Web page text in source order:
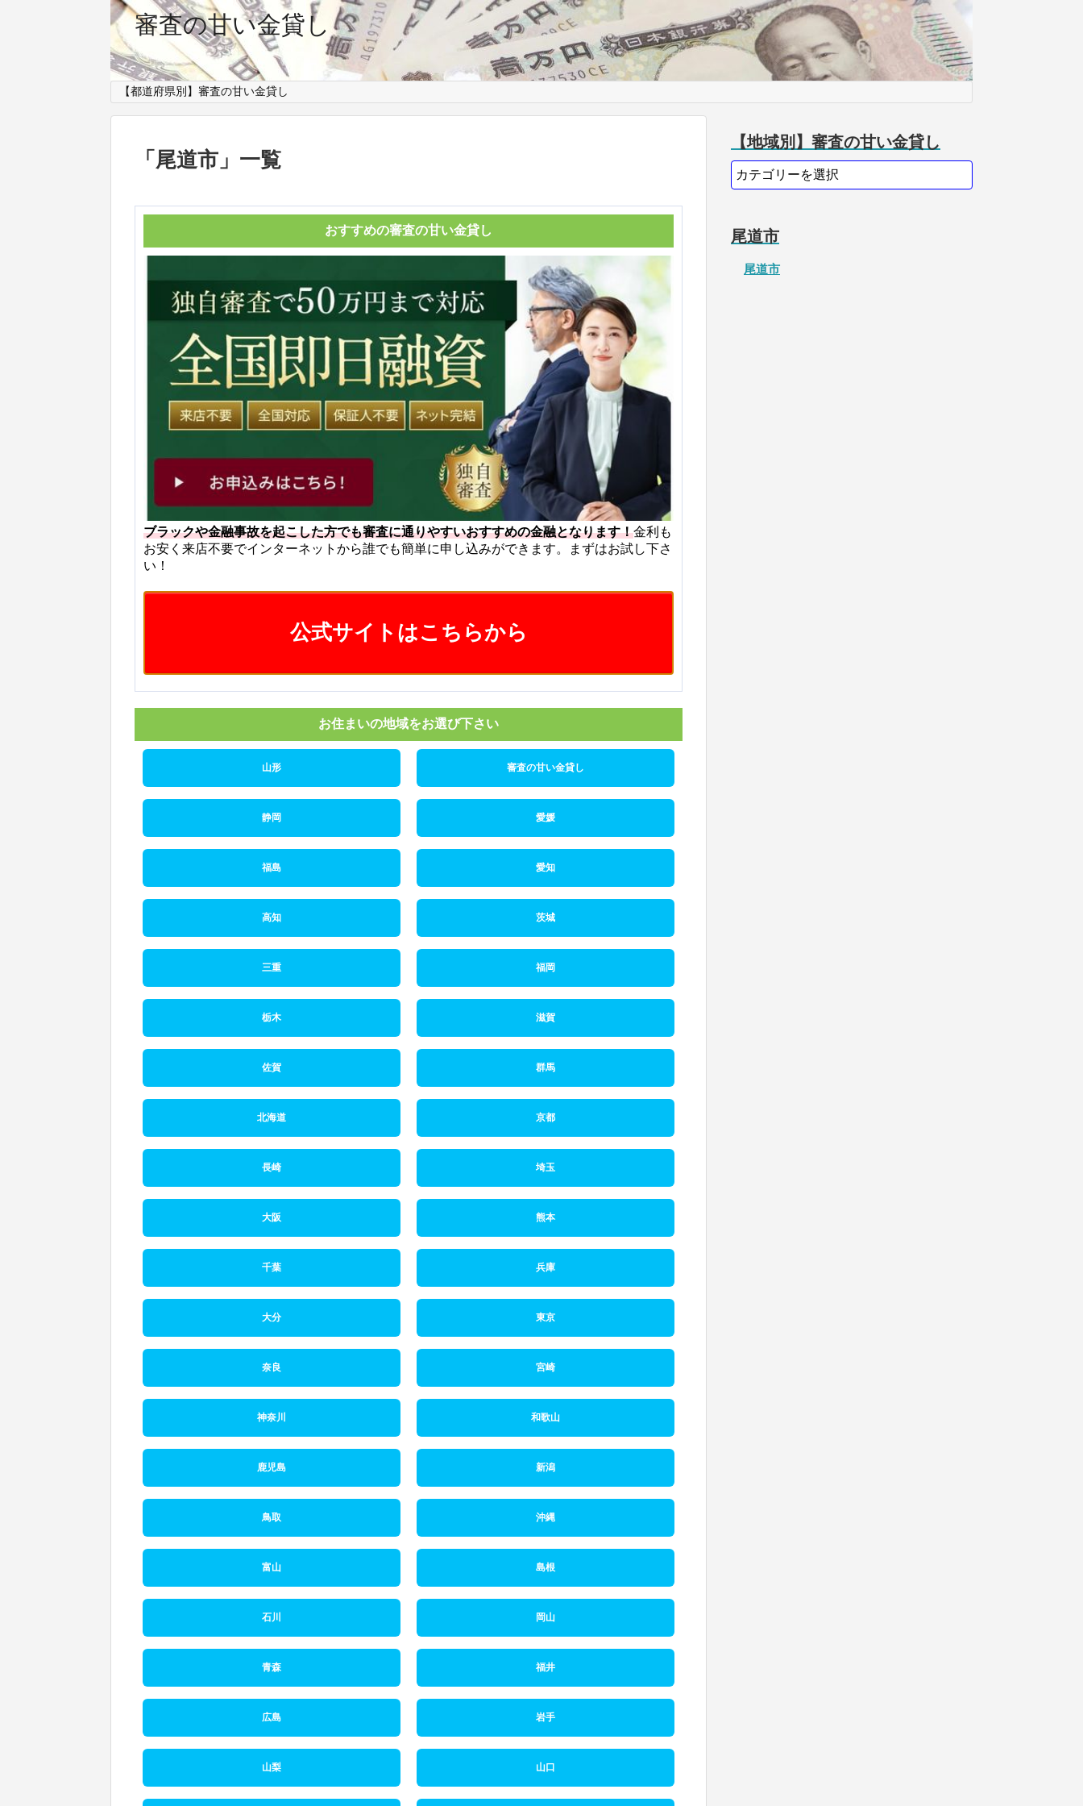
審査の甘い金貸し
【都道府県別】審査の甘い金貸し
「 尾道市 」 一覧
おすすめの審査の甘い金貸し
ブラックや金融事故を起こした方でも審査に通りやすいおすすめの金融となります！金利も
お安く来店不要でインターネットから誰でも簡単に申し込みができます。まずはお試し下さ
い！
公式サイトはこちらから
お住まいの地域をお選び下さい
山形 審査の甘い金貸し
静岡 愛媛
福島 愛知
高知 茨城
三重 福岡
栃木 滋賀
佐賀 群馬
北海道 京都
長崎 埼玉
大阪 熊本
千葉 兵庫
大分 東京
奈良 宮崎
神奈川 和歌山
鹿児島 新潟
鳥取 沖縄
富山 島根
石川 岡山
青森 福井
広島 岩手
山梨 山口
【地域別】審査の甘い金貸し
尾道市
尾道市